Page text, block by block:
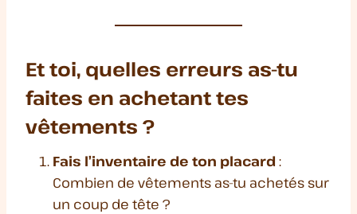
Et toi, quelles erreurs as-tu
faites en achetant tes
vêtements ?
Fais l’inventaire de ton placard :
Combien de vêtements as-tu achetés sur
un coup de tête ?